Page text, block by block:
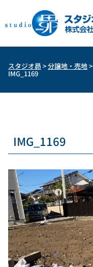
スタジオ昴 >分譲地・売地>
IMG_1169
IMG_1169